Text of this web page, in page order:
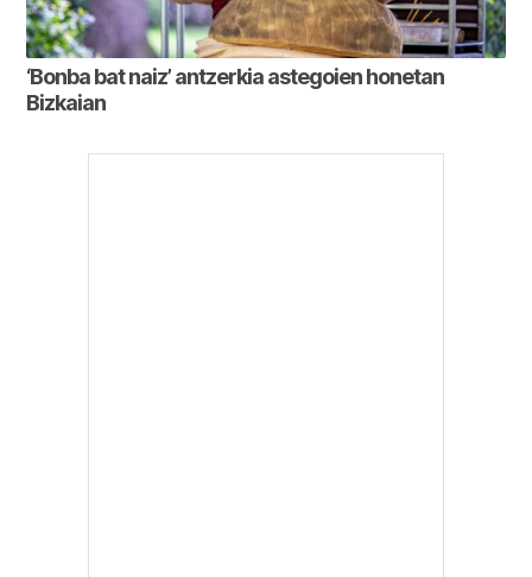
‘Bonba bat naiz’ antzerkia astegoien honetan
Bizkaian